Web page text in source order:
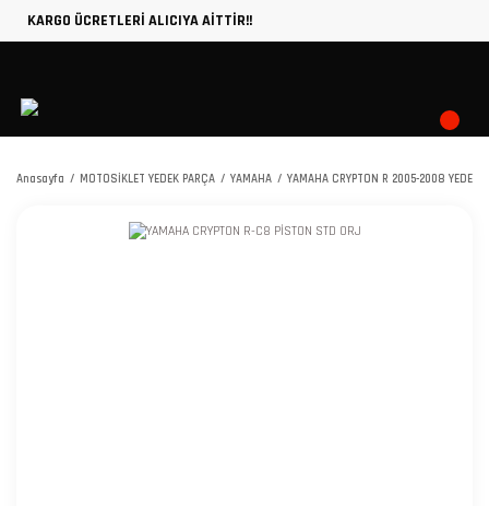
KARGO ÜCRETLERİ ALICIYA AİTTİR!!
Anasayfa MOTOSİKLET YEDEK PARÇA YAMAHA YAMAHA CRYPTON R 2005-2008 YEDEK